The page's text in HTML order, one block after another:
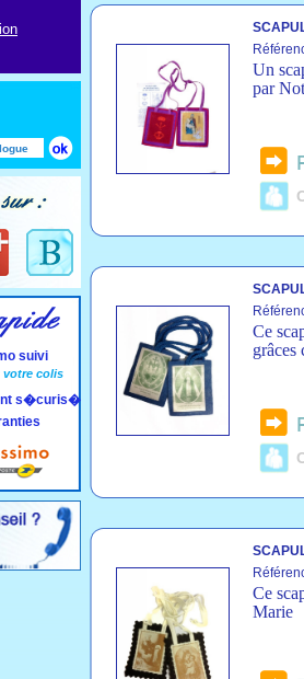
suivi
votre colis
s�curis�
Un
par
Ce
grâces
Ce
Marie